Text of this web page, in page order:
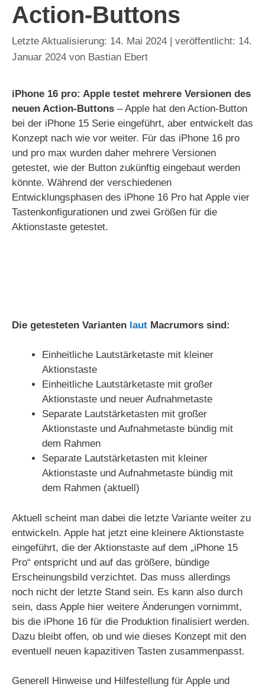
Action-Buttons
14. Mai 2024
14.
Januar 2024 von Bastian Ebert
iPhone 16 pro: Apple testet mehrere Versionen des
neuen Action-Buttons – Apple hat den Action-Button
bei der iPhone 15 Serie eingeführt, aber entwickelt das
Konzept nach wie vor weiter. Für das iPhone 16 pro
und pro max wurden daher mehrere Versionen
getestet, wie der Button zukünftig eingebaut werden
könnte. Während der verschiedenen
Entwicklungsphasen des ‌iPhone 16 Pro‌ hat Apple vier
Tastenkonfigurationen und zwei Größen für die
Aktionstaste getestet.
Die getesteten Varianten laut Macrumors sind:
Einheitliche Lautstärketaste mit kleiner
Aktionstaste
Einheitliche Lautstärketaste mit großer
Aktionstaste und neuer Aufnahmetaste
Separate Lautstärketasten mit großer
Aktionstaste und Aufnahmetaste bündig mit
dem Rahmen
Separate Lautstärketasten mit kleiner
Aktionstaste und Aufnahmetaste bündig mit
dem Rahmen (aktuell)
Aktuell scheint man dabei die letzte Variante weiter zu
entwickeln. Apple hat jetzt eine kleinere Aktionstaste
eingeführt, die der Aktionstaste auf dem „iPhone 15
Pro“ entspricht und auf das größere, bündige
Erscheinungsbild verzichtet. Das muss allerdings
noch nicht der letzte Stand sein. Es kann also durch
sein, dass Apple hier weitere Änderungen vornimmt,
bis die iPhone 16 für die Produktion finalisiert werden.
Dazu bleibt offen, ob und wie dieses Konzept mit den
eventuell neuen kapazitiven Tasten zusammenpasst.
Generell Hinweise und Hilfestellung für Apple und